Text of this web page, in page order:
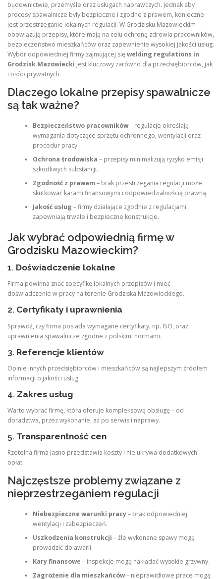
budownictwie, przemyśle oraz usługach naprawczych. Jednak aby
procesy spawalnicze były bezpieczne i zgodne z prawem, konieczne
jest przestrzeganie lokalnych regulacji. W Grodzisku Mazowieckim
obowiązują przepisy, które mają na celu ochronę zdrowia pracowników,
bezpieczeństwo mieszkańców oraz zapewnienie wysokiej jakości usług.
Wybór odpowiedniej firmy zajmującej sięwelding regulations in
Grodzisk Mazowiecki jest kluczowy zarówno dla przedsiębiorców, jak
i osób prywatnych.
Dlaczego lokalne przepisy spawalnicze
są tak ważne?
Bezpieczeństwo pracowników– regulacje określają
wymagania dotyczące sprzętu ochronnego, wentylacji oraz
procedur pracy.
Ochrona środowiska – przepisy minimalizują ryzyko emisji
szkodliwych substancji.
Zgodność z prawem – brak przestrzegania regulacji może
skutkować karami finansowymi i odpowiedzialnością prawną.
Jakość usług – firmy działające zgodnie z regulacjami
zapewniają trwałe i bezpieczne konstrukcje.
Jak wybrać odpowiednią firmę w
Grodzisku Mazowieckim?
1. Doświadczenie lokalne
Firma powinna znać specyfikę lokalnych przepisów i mieć
doświadczenie w pracy na terenie Grodziska Mazowieckiego.
2. Certyfikaty i uprawnienia
Sprawdź, czy firma posiada wymagane certyfikaty, np. ISO, oraz
uprawnienia spawalnicze zgodne z polskimi normami.
3. Referencje klientów
Opinie innych przedsiębiorców i mieszkańców są najlepszym źródłem
informacji o jakości usług.
4. Zakres usług
Warto wybrać firmę, która oferuje kompleksową obsługę – od
doradztwa, przez wykonanie, aż po serwis i naprawy.
5. Transparentność cen
Rzetelna firma jasno przedstawia koszty i nie ukrywa dodatkowych
opłat.
Najczęstsze problemy związane z
nieprzestrzeganiem regulacji
Niebezpieczne warunki pracy– brak odpowiedniej
wentylacji i zabezpieczeń.
Uszkodzenia konstrukcji – źle wykonane spawy mogą
prowadzić do awarii.
Kary finansowe – inspekcje mogą nakładać wysokie grzywny.
Zagrożenie dla mieszkańców– nieprawidłowe prace mogą